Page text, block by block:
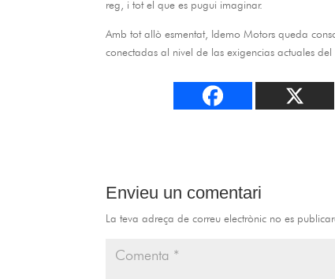
reg, i tot el que es pugui imaginar.
Amb tot allò esmentat, Idemo Motors queda
conectadas al nivel de las exigencias actuales
Envieu un comentari
La teva adreça de correu electrònic no es